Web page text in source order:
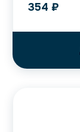
354 ₽